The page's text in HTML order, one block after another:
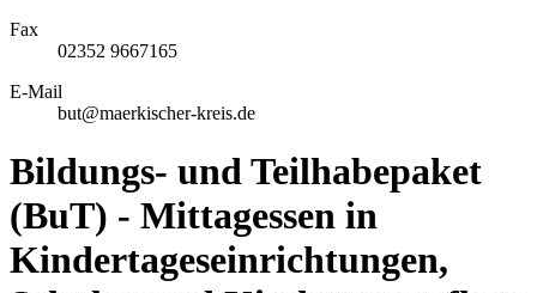
Fax
02352 9667165
E-Mail
but@maerkischer-kreis.de
Bildungs- und Teilhabepaket
(BuT) - Mittagessen in
Kindertageseinrichtungen,